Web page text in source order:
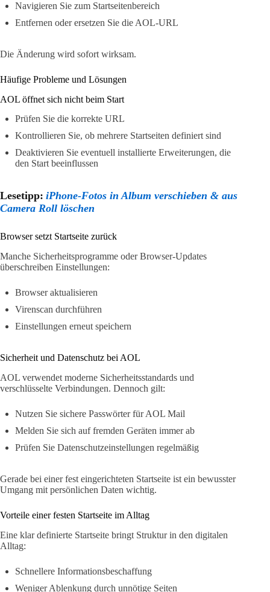
Navigieren Sie zum Startseitenbereich
Entfernen oder ersetzen Sie die AOL-URL
Die Änderung wird sofort wirksam.
Häufige Probleme und Lösungen
AOL öffnet sich nicht beim Start
Prüfen Sie die korrekte URL
Kontrollieren Sie, ob mehrere Startseiten definiert sind
Deaktivieren Sie eventuell installierte Erweiterungen, die
den Start beeinflussen
Lesetipp: iPhone-Fotos in Album verschieben & aus
Camera Roll löschen
Browser setzt Startseite zurück
Manche Sicherheitsprogramme oder Browser-Updates
überschreiben Einstellungen:
Browser aktualisieren
Virenscan durchführen
Einstellungen erneut speichern
Sicherheit und Datenschutz bei AOL
AOL verwendet moderne Sicherheitsstandards und
verschlüsselte Verbindungen. Dennoch gilt:
Nutzen Sie sichere Passwörter für AOL Mail
Melden Sie sich auf fremden Geräten immer ab
Prüfen Sie Datenschutzeinstellungen regelmäßig
Gerade bei einer fest eingerichteten Startseite ist ein bewusster
Umgang mit persönlichen Daten wichtig.
Vorteile einer festen Startseite im Alltag
Eine klar definierte Startseite bringt Struktur in den digitalen
Alltag:
Schnellere Informationsbeschaffung
Weniger Ablenkung durch unnötige Seiten